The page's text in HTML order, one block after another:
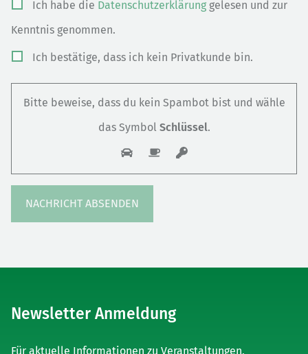
Ich habe die Datenschutzerklärung gelesen und zur
Kenntnis genommen.
Ich bestätige, dass ich kein Privatkunde bin.
Bitte beweise, dass du kein Spambot bist und wähle
das Symbol Schlüssel.
Newsletter Anmeldung
Für aktuelle Informationen zu Veranstaltungen,